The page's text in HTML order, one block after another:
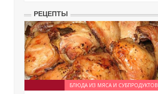
РЕЦЕПТЫ
БЛЮДА ИЗ МЯСА И СУБПРОДУКТОВ